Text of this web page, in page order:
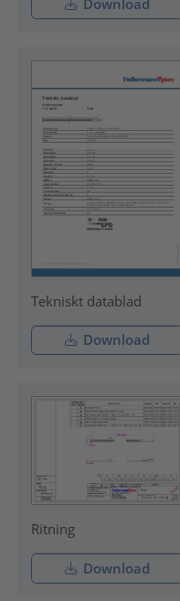
Download
Tekniskt datablad
Download
Ritning
Download